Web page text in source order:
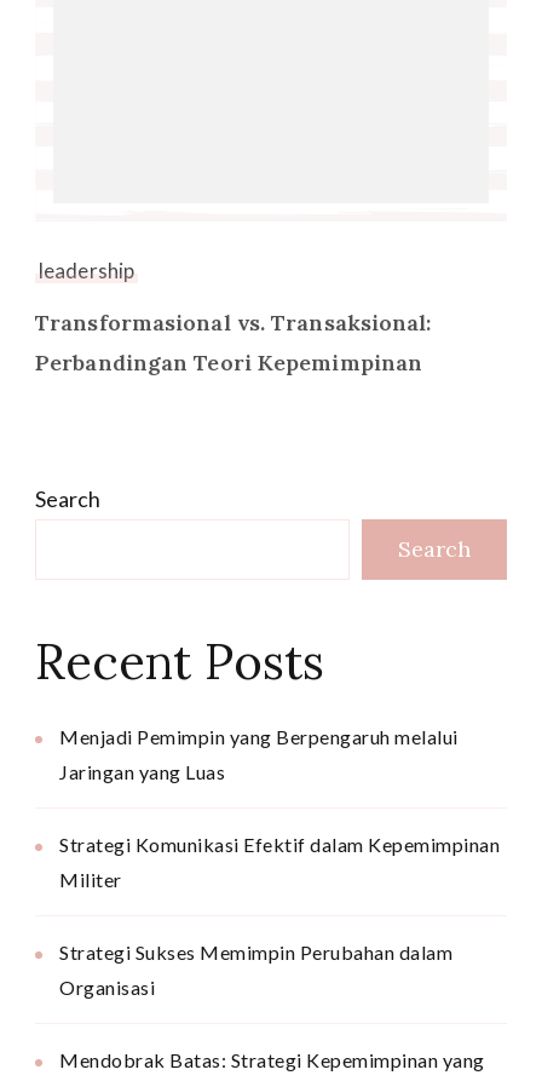
leadership
Transformasional vs. Transaksional:
Perbandingan Teori Kepemimpinan
Search
Search
Recent Posts
Menjadi Pemimpin yang Berpengaruh melalui
Jaringan yang Luas
Strategi Komunikasi Efektif dalam Kepemimpinan
Militer
Strategi Sukses Memimpin Perubahan dalam
Organisasi
Mendobrak Batas: Strategi Kepemimpinan yang